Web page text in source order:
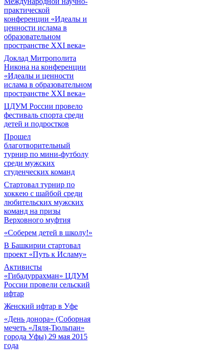
практической
конференции «Идеалы и
ценности ислама в
образовательном
пространстве XXI века»
Доклад Митрополита
Никона на конференции
«Идеалы и ценности
ислама в образовательном
пространстве XXI века»
ЦДУМ России провело
фестиваль спорта среди
детей и подростков
Прошел
благотворительный
турнир по мини-футболу
среди мужских
студенческих команд
Cтартовал турнир по
хоккею с шайбой среди
любительских мужских
команд на призы
Верховного муфтия
«Соберем детей в школу!»
В Башкирии стартовал
проект «Путь к Исламу»
Активисты
«Гибадуррахман» ЦДУМ
России провели сельский
ифтар
Женский ифтар в Уфе
«День донора» (Соборная
мечеть «Ляля-Тюльпан»
города Уфы) 29 мая 2015
года